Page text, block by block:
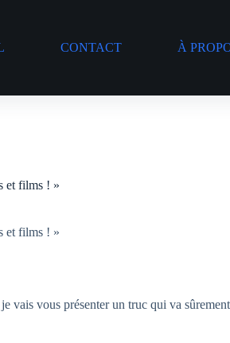
CONTACT À
et films ! »
et films ! »
vais vous présenter un truc qui va